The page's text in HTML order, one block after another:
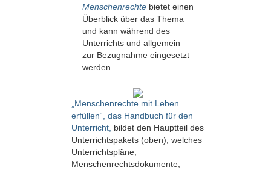
Menschenrechtebietet einen
Überblick über das Thema
und kann während des
Unterrichts und allgemein
zur Bezugnahme eingesetzt
werden.
„Menschenrechte mit Leben
erfüllen“, das Handbuch für den
Unterricht, bildet den Hauptteil des
Unterrichtspakets (oben), welches
Unterrichtspläne,
Menschenrechtsdokumente,